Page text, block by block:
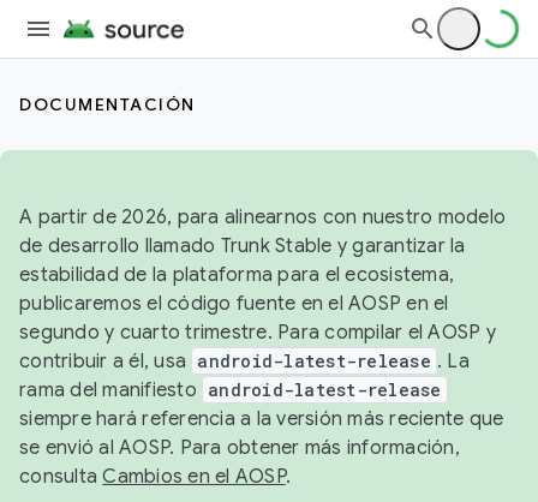
DOCUMENTACIÓN
A partir de 2026, para alinearnos con nuestro modelo
de desarrollo llamado Trunk Stable y garantizar la
estabilidad de la plataforma para el ecosistema,
publicaremos el código fuente en el AOSP en el
segundo y cuarto trimestre. Para compilar el AOSP y
contribuir a él, usa android-latest-release . La
rama del manifiesto android-latest-release
siempre hará referencia a la versión más reciente que
se envió al AOSP. Para obtener más información,
consultaCambios en el AOSP.